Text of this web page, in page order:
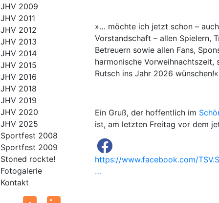
JHV 2009
JHV 2011
JHV 2012
JHV 2013
JHV 2014
JHV 2015
JHV 2016
JHV 2018
JHV 2019
JHV 2020
JHV 2025
Sportfest 2008
Sportfest 2009
Stoned rockte!
Fotogalerie
Kontakt
»… möchte ich jetzt schon –
Vorstandschaft – allen Spielern,
Betreuern sowie allen Fans,
harmonische Vorweihnachtszeit,
Rutsch ins Jahr 2026 wünschen!«
Ein Gruß, der hoffentlich im
ist, am letzten Freitag vor dem
https://www.facebook.com/
…